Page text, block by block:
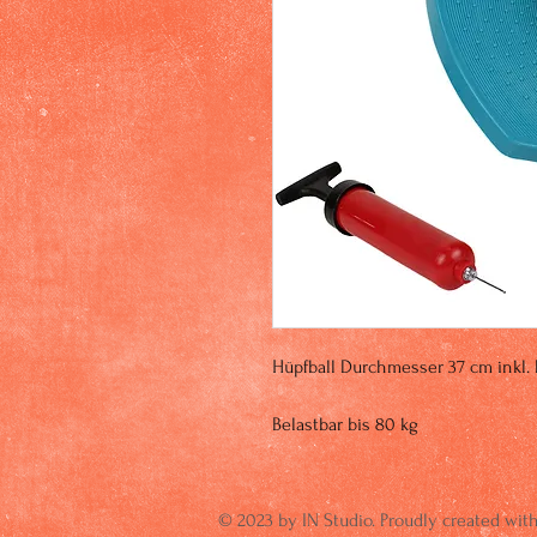
Hüpfball Durchmesser 37 cm inkl.
Belastbar bis 80 kg
© 2023 by IN Studio. Proudly created